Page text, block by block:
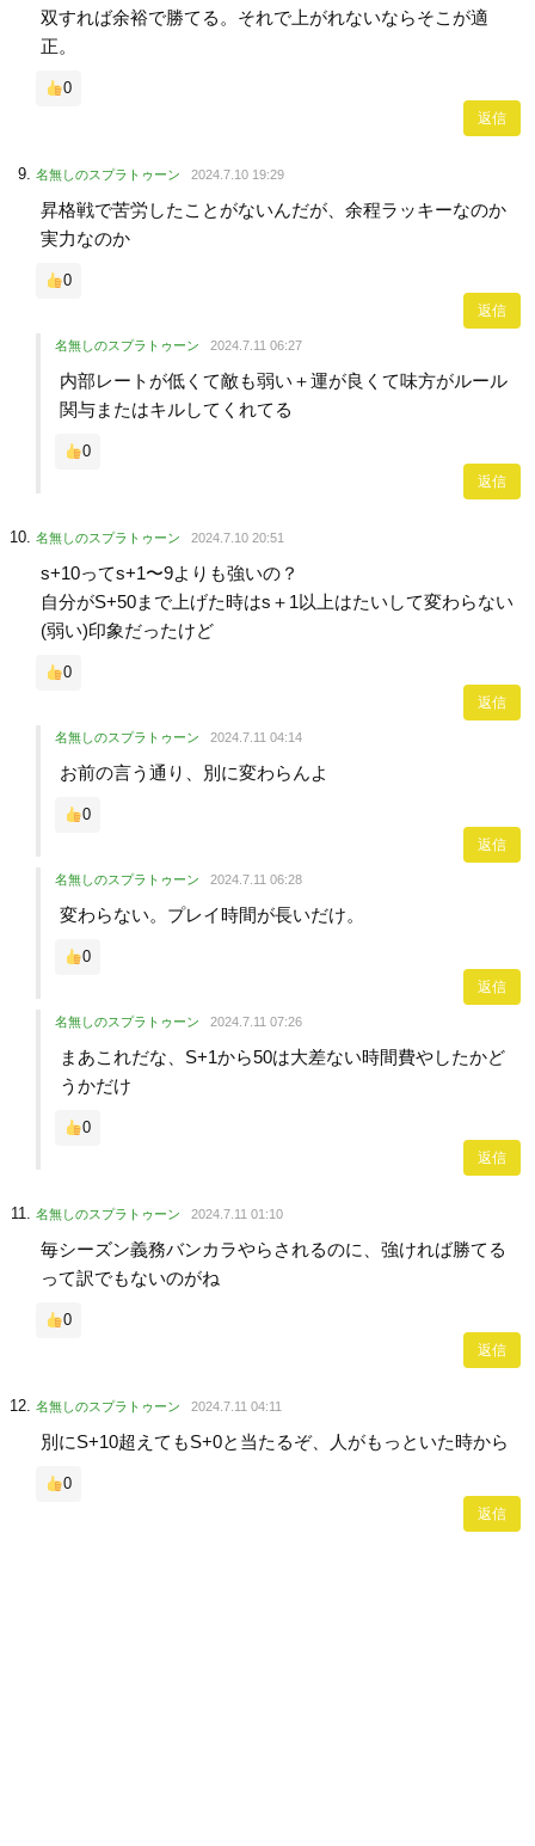
双すれば余裕で勝てる。それで上がれないならそこが適
正。
0
返信
名無しのスプラトゥーン 2024.7.10 19:29
昇格戦で苦労したことがないんだが、余程ラッキーなのか
実力なのか
0
返信
名無しのスプラトゥーン 2024.7.11 06:27
内部レートが低くて敵も弱い＋運が良くて味方がルール
関与またはキルしてくれてる
0
返信
名無しのスプラトゥーン 2024.7.10 20:51
s+10ってs+1〜9よりも強いの？
自分がS+50まで上げた時はs＋1以上はたいして変わらない
(弱い)印象だったけど
0
返信
名無しのスプラトゥーン 2024.7.11 04:14
お前の言う通り、別に変わらんよ
0
返信
名無しのスプラトゥーン 2024.7.11 06:28
変わらない。プレイ時間が長いだけ。
0
返信
名無しのスプラトゥーン 2024.7.11 07:26
まあこれだな、S+1から50は大差ない時間費やしたかど
うかだけ
0
返信
名無しのスプラトゥーン 2024.7.11 01:10
毎シーズン義務バンカラやらされるのに、強ければ勝てる
って訳でもないのがね
0
返信
名無しのスプラトゥーン 2024.7.11 04:11
別にS+10超えてもS+0と当たるぞ、人がもっといた時から
0
返信